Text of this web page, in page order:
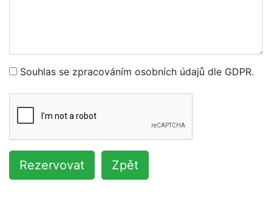
Souhlas se zpracováním osobních údajů dle GDPR.
Rezervovat Zpět